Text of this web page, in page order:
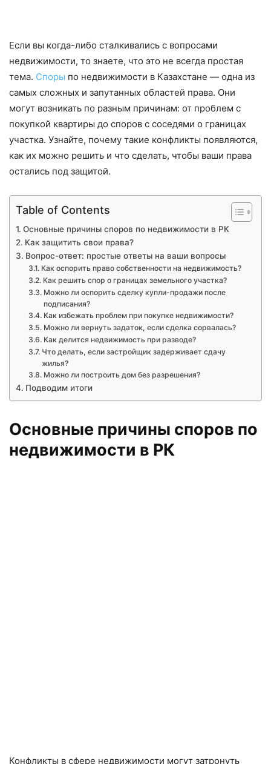
Если вы когда-либо сталкивались с вопросами
недвижимости, то знаете, что это не всегда простая
тема. Споры по недвижимости в Казахстане — одна из
самых сложных и запутанных областей права. Они
могут возникать по разным причинам: от проблем с
покупкой квартиры до споров с соседями о границах
участка. Узнайте, почему такие конфликты появляются,
как их можно решить и что сделать, чтобы ваши права
остались под защитой.
Table of Contents
Основные причины споров по недвижимости в РК
Как защитить свои права?
Вопрос-ответ: простые ответы на ваши вопросы
Как оспорить право собственности на недвижимость?
Как решить спор о границах земельного участка?
Можно ли оспорить сделку купли-продажи после
подписания?
Как избежать проблем при покупке недвижимости?
Можно ли вернуть задаток, если сделка сорвалась?
Как делится недвижимость при разводе?
Что делать, если застройщик задерживает сдачу
жилья?
Можно ли построить дом без разрешения?
Подводим итоги
Основные причины споров по
недвижимости в РК
Конфликты в сфере недвижимости могут затронуть